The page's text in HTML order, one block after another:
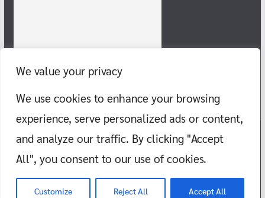
We value your privacy
We use cookies to enhance your browsing
experience, serve personalized ads or content,
and analyze our traffic. By clicking "Accept
All", you consent to our use of cookies.
Customize Reject All Accept All
Copyright © 2026แก๊งสายชิลล์ พากิน พาเที่ยว ทะเล ภูเขา วัด สอนว่าย
Theme:
ColorMag by ThemeGrill. Powered by WordPress